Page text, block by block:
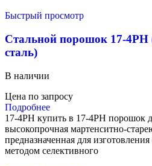
Быстрый просмотр
Стальной порошок 17-
сталь)
В наличии
Цена по запросу
Подробнее
17-4PH купить в 17-4PH порошок
высокопрочная мартенситно-
предназначенная для
методом селективного